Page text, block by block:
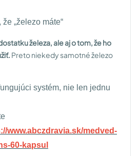
„železo máte“
železa, ale aj o tom, že ho
Preto niekedy samotné železo
systém, nie len jednu
www.abczdravia.sk/medved-
60-kapsul